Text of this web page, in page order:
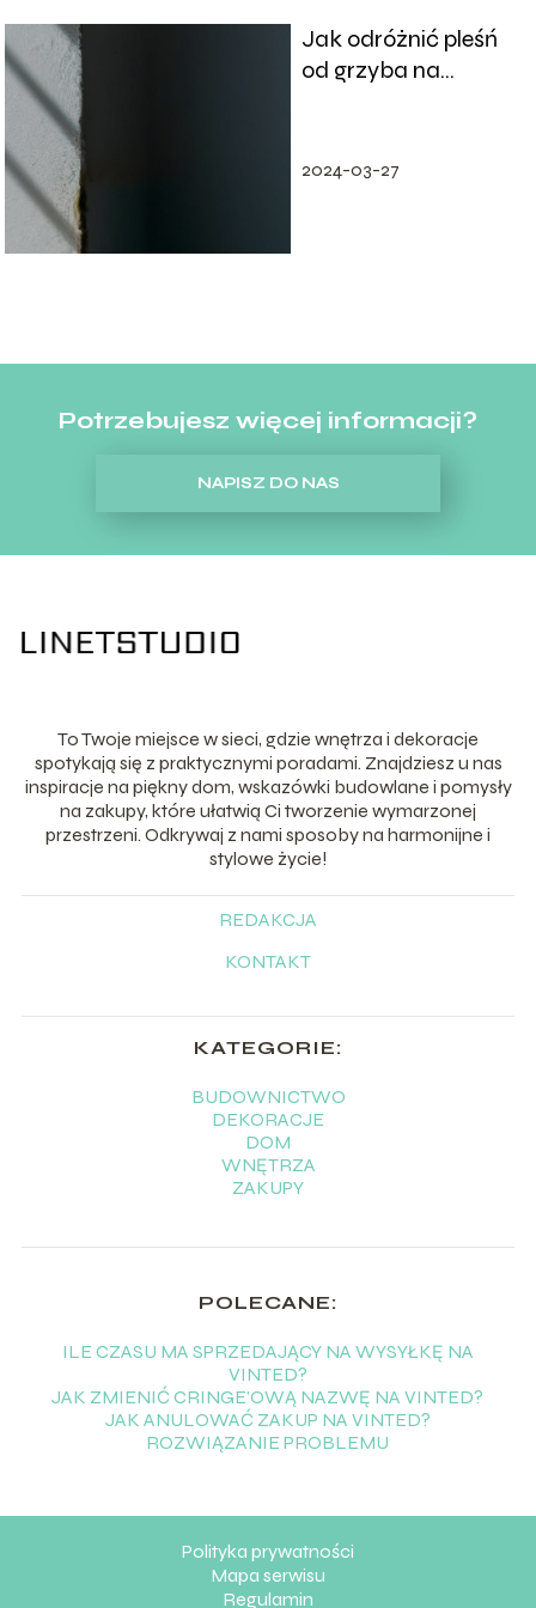
Jak odróżnić pleśń
od grzyba na
2024-03-27
Potrzebujesz więcej informacji?
NAPISZ DO NAS
To Twoje miejsce w sieci, gdzie wnętrza i dekoracje
spotykają się z praktycznymi poradami. Znajdziesz u nas
inspiracje na piękny dom, wskazówki budowlane i pomysły
na zakupy, które ułatwią Ci tworzenie wymarzonej
przestrzeni. Odkrywaj z nami sposoby na harmonijne i
stylowe życie!
REDAKCJA
KONTAKT
KATEGORIE:
BUDOWNICTWO
DEKORACJE
DOM
WNĘTRZA
ZAKUPY
POLECANE:
ILE CZASU MA SPRZEDAJĄCY NA WYSYŁKĘ NA
VINTED?
JAK ZMIENIĆ CRINGE’OWĄ NAZWĘ NA VINTED?
JAK ANULOWAĆ ZAKUP NA VINTED?
ROZWIĄZANIE PROBLEMU
Polityka prywatności
Mapa serwisu
Regulamin